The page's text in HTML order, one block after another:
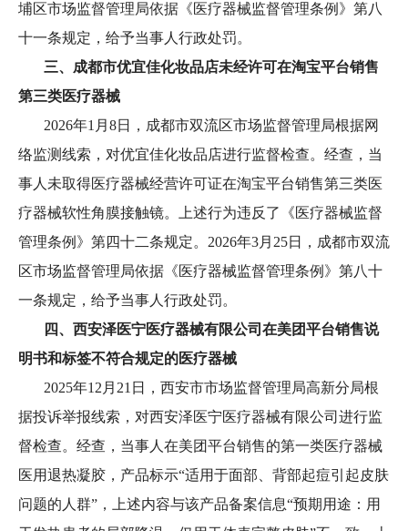
埔区市场监督管理局依据《医疗器械监督管理条例》第八
十一条规定，给予当事人行政处罚。
三、成都市优宜佳化妆品店未经许可在淘宝平台销售
第三类医疗器械
2026年1月8日，成都市双流区市场监督管理局根据网
络监测线索，对优宜佳化妆品店进行监督检查。经查，当
事人未取得医疗器械经营许可证在淘宝平台销售第三类医
疗器械软性角膜接触镜。上述行为违反了《医疗器械监督
管理条例》第四十二条规定。2026年3月25日，成都市双流
区市场监督管理局依据《医疗器械监督管理条例》第八十
一条规定，给予当事人行政处罚。
四、西安泽医宁医疗器械有限公司在美团平台销售说
明书和标签不符合规定的医疗器械
2025年12月21日，西安市市场监督管理局高新分局根
据投诉举报线索，对西安泽医宁医疗器械有限公司进行监
督检查。经查，当事人在美团平台销售的第一类医疗器械
医用退热凝胶，产品标示“适用于面部、背部起痘引起皮肤
问题的人群”，上述内容与该产品备案信息“预期用途：用